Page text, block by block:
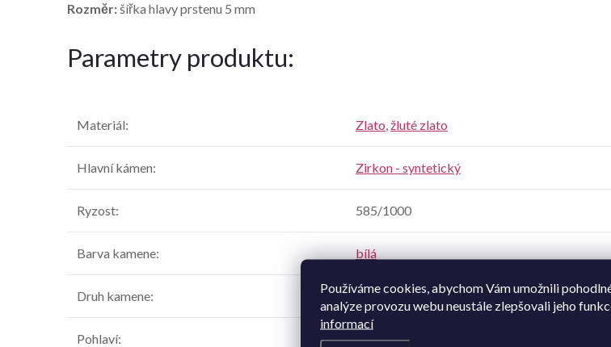
Používáme cookies, abychom Vám umožnili
analýze provozu webu neustále zlepšovali jeho
informací
Rozměr:šířka hlavy prstenu 5 mm
Parametry produktu:
Materiál: Zlato,žluté zlato
Hlavní kámen: Zirkon - syntetický
Ryzost: 585/1000
Barva kamene: bílá
Druh kamene: Zirkon
Pohlaví: dámské